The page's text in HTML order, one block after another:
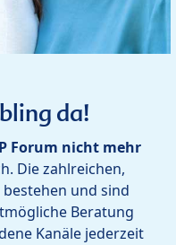
da!
Forum nicht mehr
Die zahlreichen,
und sind
Beratung
Kanäle jederzeit